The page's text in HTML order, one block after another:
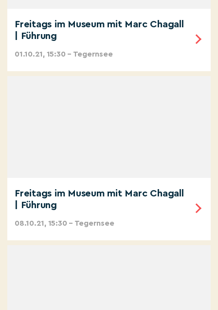
Freitags im Museum mit Marc Chagall
| Führung
01.10.21, 15:30 – Tegernsee
Freitags im Museum mit Marc Chagall
| Führung
08.10.21, 15:30 – Tegernsee